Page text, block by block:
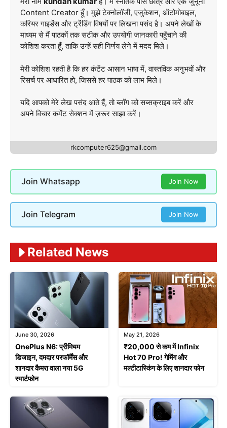
Content Creator हूँ। मुझे टेक्नोलॉजी, एजुकेशन, ऑटोमोबाइल,
करियर गाइडेंस और ट्रेंडिंग विषयों पर लिखना पसंद है। अपने लेखों के
माध्यम से मैं पाठकों तक सटीक और उपयोगी जानकारी पहुँचाने की
कोशिश करता हूँ, ताकि उन्हें सही निर्णय लेने में मदद मिले।
मेरी कोशिश रहती है कि हर कंटेंट आसान भाषा में, वास्तविक अनुभवों और
रिसर्च पर आधारित हो, जिससे हर पाठक को लाभ मिले।
यदि आपको मेरे लेख पसंद आते हैं, तो ब्लॉग को सब्सक्राइब करें और
अपने विचार कमेंट सेक्शन में ज़रूर साझा करें।
rkcomputer625@gmail.com
Join Whatsapp Join Now
Join Telegram Join Now
Related News
June 30, 2026
OnePlus N6: प्रीमियम
डिजाइन, दमदार परफॉर्मेंस और
शानदार कैमरा वाला नया 5G
स्मार्टफोन
May 21, 2026
₹20,000 से कम में Infinix
Hot 70 Pro! गेमिंग और
मल्टीटास्किंग के लिए शानदार फोन